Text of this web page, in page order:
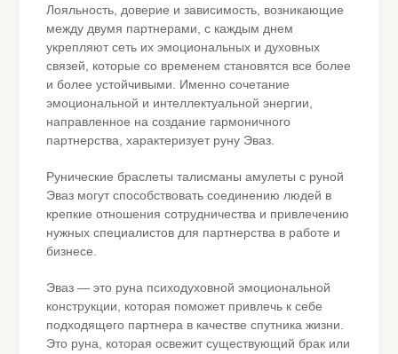
Лояльность, доверие и зависимость, возникающие
между двумя партнерами, с каждым днем
укрепляют сеть их эмоциональных и духовных
связей, которые со временем становятся все более
и более устойчивыми. Именно сочетание
эмоциональной и интеллектуальной энергии,
направленное на создание гармоничного
партнерства, характеризует руну Эваз.
Рунические браслеты талисманы амулеты с руной
Эваз могут способствовать соединению людей в
крепкие отношения сотрудничества и привлечению
нужных специалистов для партнерства в работе и
бизнесе.
Эваз — это руна психодуховной эмоциональной
конструкции, которая поможет привлечь к себе
подходящего партнера в качестве спутника жизни.
Это руна, которая освежит существующий брак или